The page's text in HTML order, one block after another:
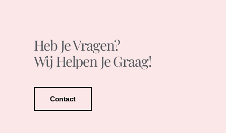
Heb Je Vragen?
Wij Helpen Je Graag!
Contact